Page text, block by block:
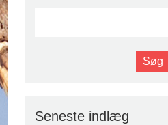
Seneste indlæg